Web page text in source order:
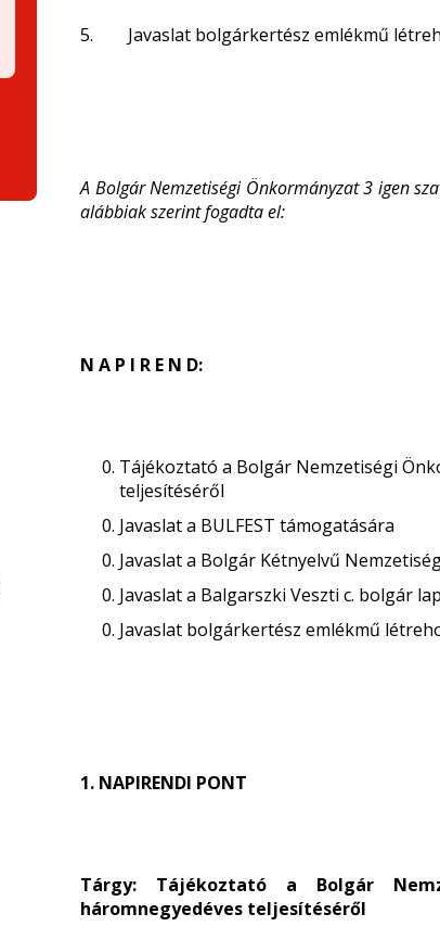
5. Javaslat bolgárkertész emlékmű
A Bolgár Nemzetiségi Önkormányzat 3 igen
alábbiak szerint fogadta el:
N A P I R E N D:
Tájékoztató a Bolgár Nemzetiségi
teljesítéséről
Javaslat a BULFEST támogatására
Javaslat a Bolgár Kétnyelvű
Javaslat a Balgarszki Veszti c. bolgár
Javaslat bolgárkertész emlékmű
1. NAPIRENDI PONT
Tárgy: Tájékoztató a Bolgár
háromnegyedéves teljesítéséről